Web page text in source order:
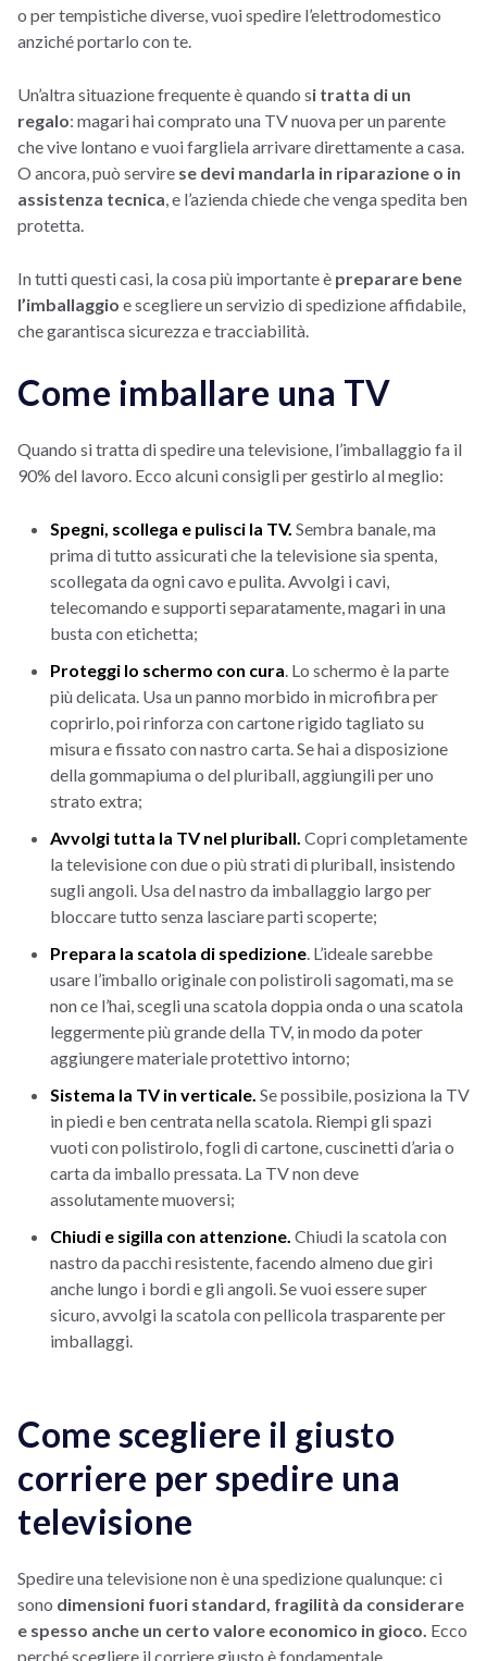
o per tempistiche diverse, vuoi spedire l’elettrodomestico
anziché portarlo con te.
Un’altra situazione frequente è quando si tratta di un
regalo: magari hai comprato una TV nuova per un parente
che vive lontano e vuoi fargliela arrivare direttamente a casa.
O ancora, può servire se devi mandarla in riparazione o in
assistenza tecnica , e l’azienda chiede che venga spedita ben
protetta.
In tutti questi casi, la cosa più importante è preparare bene
l’imballaggio e scegliere un servizio di spedizione affidabile,
che garantisca sicurezza e tracciabilità.
Come imballare una TV
Quando si tratta di spedire una televisione, l’imballaggio fa il
90% del lavoro. Ecco alcuni consigli per gestirlo al meglio:
Spegni, scollega e pulisci la TV. Sembra banale, ma
prima di tutto assicurati che la televisione sia spenta,
scollegata da ogni cavo e pulita. Avvolgi i cavi,
telecomando e supporti separatamente, magari in una
busta con etichetta;
Proteggi lo schermo con cura . Lo schermo è la parte
più delicata. Usa un panno morbido in microfibra per
coprirlo, poi rinforza con cartone rigido tagliato su
misura e fissato con nastro carta. Se hai a disposizione
della gommapiuma o del pluriball, aggiungili per uno
strato extra;
Avvolgi tutta la TV nel pluriball. Copri completamente
la televisione con due o più strati di pluriball, insistendo
sugli angoli. Usa del nastro da imballaggio largo per
bloccare tutto senza lasciare parti scoperte;
Prepara la scatola di spedizione . L’ideale sarebbe
usare l’imballo originale con polistiroli sagomati, ma se
non ce l’hai, scegli una scatola doppia onda o una scatola
leggermente più grande della TV, in modo da poter
aggiungere materiale protettivo intorno;
Sistema la TV in verticale. Se possibile, posiziona la TV
in piedi e ben centrata nella scatola. Riempi gli spazi
vuoti con polistirolo, fogli di cartone, cuscinetti d’aria o
carta da imballo pressata. La TV non deve
assolutamente muoversi;
Chiudi e sigilla con attenzione. Chiudi la scatola con
nastro da pacchi resistente, facendo almeno due giri
anche lungo i bordi e gli angoli. Se vuoi essere super
sicuro, avvolgi la scatola con pellicola trasparente per
imballaggi.
Come scegliere il giusto
corriere per spedire una
televisione
Spedire una televisione non è una spedizione qualunque: ci
sono dimensioni fuori standard, fragilità da considerare
e spesso anche un certo valore economico in gioco. Ecco
perché scegliere il corriere giusto è fondamentale.